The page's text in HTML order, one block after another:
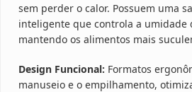
sem perder o calor. Possuem uma
inteligente que controla a umidade
mantendo os alimentos mais
Design Funcional: Formatos
manuseio e o empilhamento,